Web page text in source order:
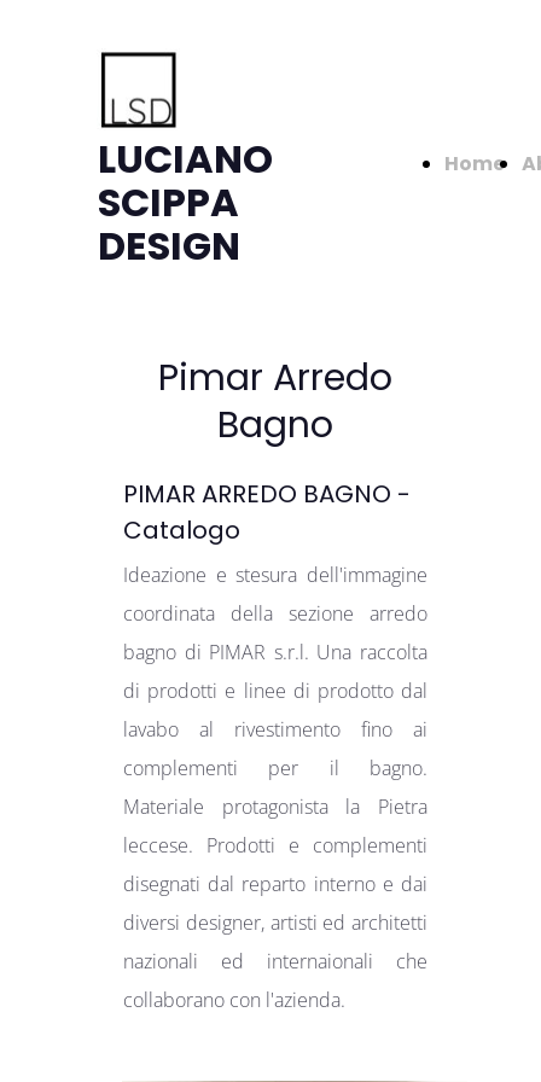
Home
LUCIANO
SCIPPA
DESIGN
Pimar Arredo
Bagno
PIMAR ARREDO BAGNO -
Catalogo
Ideazione e stesura dell'immagine
coordinata della sezione arredo
bagno di PIMAR s.r.l. Una raccolta
di prodotti e linee di prodotto dal
lavabo al rivestimento fino ai
complementi per il bagno.
Materiale protagonista la Pietra
leccese. Prodotti e complementi
disegnati dal reparto interno e dai
diversi designer, artisti ed architetti
nazionali ed internaionali che
collaborano con l'azienda.